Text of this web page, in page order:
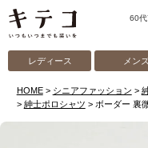
60
レディース メン
HOME シニアファッション
紳士ポロシャツ
ボーダー 裏